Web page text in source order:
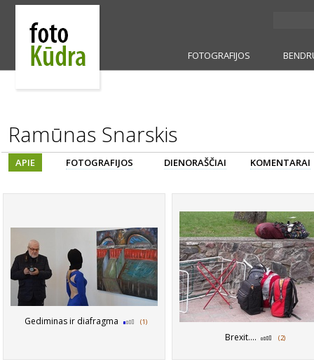
FOTOGRAFIJOS
Ramūnas Snarskis
APIE FOTOGRAFIJOS DIENORAŠČIAI KOMENTARAI
Gediminas ir diafragma (1)
Brexit.... (2)